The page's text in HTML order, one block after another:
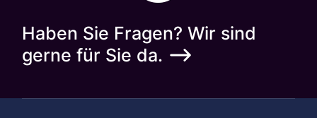
Haben Sie Fragen? Wir sind
gerne für Sie da.